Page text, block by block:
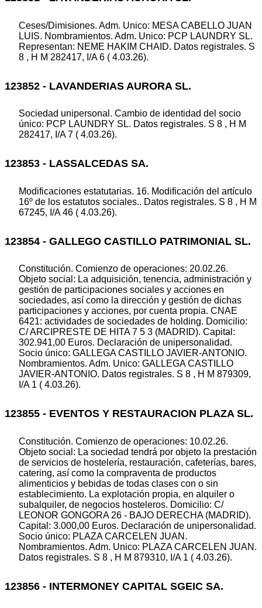
Ceses/Dimisiones. Adm. Unico: MESA CABELLO JUAN
LUIS. Nombramientos. Adm. Unico: PCP LAUNDRY SL.
Representan: NEME HAKIM CHAID. Datos registrales. S
8 , H M 282417, I/A 6 ( 4.03.26).
123852 - LAVANDERIAS AURORA SL.
Sociedad unipersonal. Cambio de identidad del socio
único: PCP LAUNDRY SL. Datos registrales. S 8 , H M
282417, I/A 7 ( 4.03.26).
123853 - LASSALCEDAS SA.
Modificaciones estatutarias. 16. Modificación del artículo
16º de los estatutos sociales.. Datos registrales. S 8 , H M
67245, I/A 46 ( 4.03.26).
123854 - GALLEGO CASTILLO PATRIMONIAL SL.
Constitución. Comienzo de operaciones: 20.02.26.
Objeto social: La adquisición, tenencia, administración y
gestión de participaciones sociales y acciones en
sociedades, así como la dirección y gestión de dichas
participaciones y acciones, por cuenta propia. CNAE
6421: actividades de sociedades de holding. Domicilio:
C/ ARCIPRESTE DE HITA 7 5 3 (MADRID). Capital:
302.941,00 Euros. Declaración de unipersonalidad.
Socio único: GALLEGA CASTILLO JAVIER-ANTONIO.
Nombramientos. Adm. Unico: GALLEGA CASTILLO
JAVIER-ANTONIO. Datos registrales. S 8 , H M 879309,
I/A 1 ( 4.03.26).
123855 - EVENTOS Y RESTAURACION PLAZA SL.
Constitución. Comienzo de operaciones: 10.02.26.
Objeto social: La sociedad tendrá por objeto la prestación
de servicios de hostelería, restauración, cafeterías, bares,
catering, así como la compraventa de productos
alimenticios y bebidas de todas clases con o sin
establecimiento. La explotación propia, en alquiler o
subalquiler, de negocios hosteleros. Domicilio: C/
LEONOR GONGORA 26 - BAJO DERECHA (MADRID).
Capital: 3.000,00 Euros. Declaración de unipersonalidad.
Socio único: PLAZA CARCELEN JUAN.
Nombramientos. Adm. Unico: PLAZA CARCELEN JUAN.
Datos registrales. S 8 , H M 879310, I/A 1 ( 4.03.26).
123856 - INTERMONEY CAPITAL SGEIC SA.